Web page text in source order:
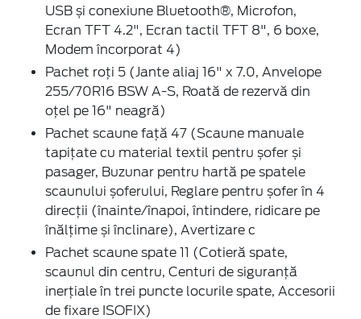
USB și conexiune Bluetooth®, Microfon,
Ecran TFT 4.2", Ecran tactil TFT 8", 6 boxe,
Modem încorporat 4)
Pachet roți 5 (Jante aliaj 16" x 7.0, Anvelope
255/70R16 BSW A-S, Roată de rezervă din
oţel pe 16" neagră)
Pachet scaune față 47 (Scaune manuale
tapițate cu material textil pentru șofer și
pasager, Buzunar pentru hartă pe spatele
scaunului șoferului, Reglare pentru șofer în 4
direcții (înainte/înapoi, întindere, ridicare pe
înălțime și înclinare), Avertizare c
Pachet scaune spate 11 (Cotieră spate,
scaunul din centru, Centuri de siguranță
inerțiale în trei puncte locurile spate, Accesorii
de fixare ISOFIX)